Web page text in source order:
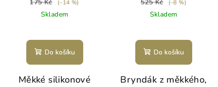
175 Kč
(–14 %)
Skladem
Do košíku
Měkké silikonové
525 Kč
(–8 %)
Skladem
Do košíku
Bryndák z měkkého,